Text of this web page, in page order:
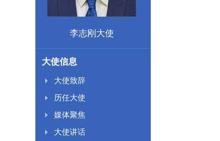
李志刚大使
大使信息
大使致辞
历任大使
媒体聚焦
大使讲话